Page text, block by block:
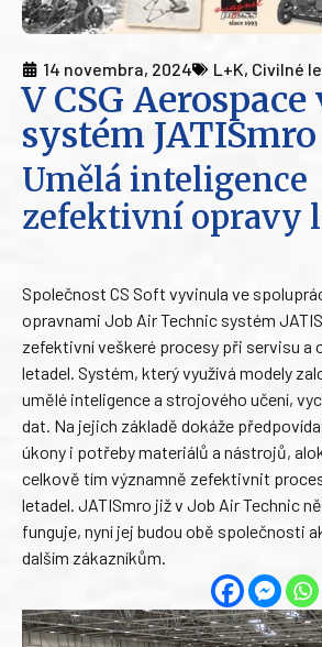
14 novembra, 2024 L+K, Civilné
V CSG
systém JATISmro
Umělá inteligence
zefektivní opravy
Společnost CS Soft vyvinula ve
opravnami Job Air Technic systém
zefektivní veškeré procesy při servisu a
letadel. Systém, který využívá modely
umělé inteligence a strojového učení,
dat. Na jejich základě dokáže
úkony i potřeby materiálů a nástrojů,
celkově tím významně zefektivnit
letadel. JATISmro již v Job Air Technic
funguje, nyní jej budou obě společnosti
dalším zákazníkům.